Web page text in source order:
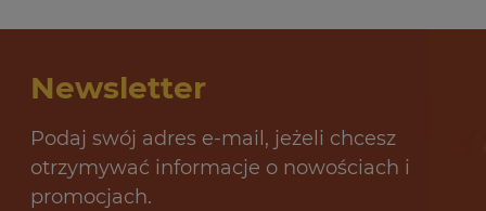
12,69 zł
do koszyka
Newsletter
Podaj swój adres e-mail, jeżeli chcesz
otrzymywać informacje o nowościach i
promocjach.